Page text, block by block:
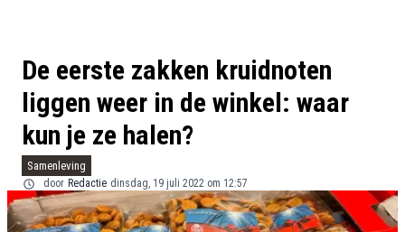
De eerste zakken kruidnoten
liggen weer in de winkel: waar
kun je ze halen?
Samenleving
door Redactie dinsdag, 19 juli 2022 om 12:57